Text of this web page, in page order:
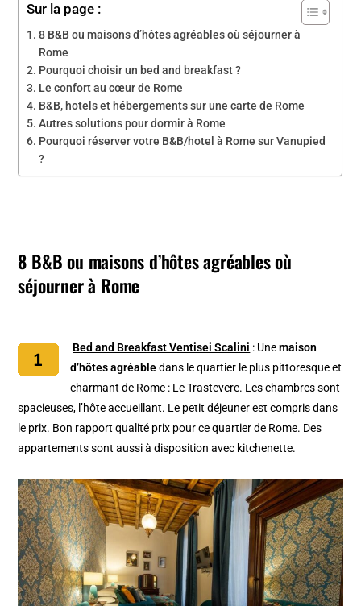
Sur la page :
8 B&B ou maisons d’hôtes agréables où séjourner à
Rome
Pourquoi choisir un bed and breakfast ?
Le confort au cœur de Rome
B&B, hotels et hébergements sur une carte de Rome
Autres solutions pour dormir à Rome
Pourquoi réserver votre B&B/hotel à Rome sur Vanupied
?
8 B&B ou maisons d’hôtes agréables où
séjourner à Rome
Bed and Breakfast Ventisei Scalini : Unemaison
d’hôtes agréabledans le quartier le plus pittoresque et
charmant de Rome : Le Trastevere. Les chambres sont
spacieuses, l’hôte accueillant. Le petit déjeuner est compris dans
le prix. Bon rapport qualité prix pour ce quartier de Rome. Des
appartements sont aussi à disposition avec kitchenette.